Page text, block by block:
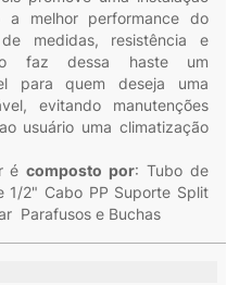
a melhor performance do
medidas, resistência e
faz dessa haste um
para quem deseja uma
evitando manutenções
usuário uma climatização
écomposto por: Tubo de
1/2" Cabo PP Suporte Split
Parafusos e Buchas